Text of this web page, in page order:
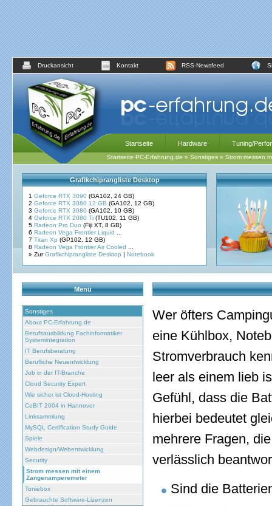
Druckansicht Kontakt RSS-Newsfeed
Startseite Hardware Tuning/
Startseite PC-Erfahrung.de » Sonstiges » Strom messen
Grafikchiprangliste Desktop
1 Geforce RTX 3090 (GA102, 24 GB)
2 Geforce RTX 3080 12 GB (GA102, 12 GB)
3 Geforce RTX 3080 (GA102, 10 GB)
4 Geforce RTX 2080 Ti (TU102, 11 GB)
5 Radeon Pro Duo (Fiji XT, 8 GB)
6 Radeon Vega Frontier Liquid
7 Titan Xp (GP102, 12 GB)
8 Radeon Vega Frontier Air Cooled
» ZurGrafikchiprangliste Desktop | Notebook
Menü
Sonstiges
About PC-Erfahrung.de
Berufsausbildung Fachinformatiker
Systemintegration
IT Berufsberatung
Berufliche Neuentwicklung
Job in der IT-Branche
Cloud Security Expert
Wie sicher ist Cloud-Hosting
CeBIT 2004 in Hannover
Linksammlung
MySQL Certification Study Guide
Spiele
Webdesign/Webentwicklung
Security
Strom messen mit einem
Zangenamperemeter
Toniebox
Gebrauchte Software-Lizenzen
Wer öfters
eine Kühlbox,
Stromverbrauch
leer als einem lieb
Gefühl, dass die
hierbei bedeutet
mehrere Fragen,
verlässlich
Sind die